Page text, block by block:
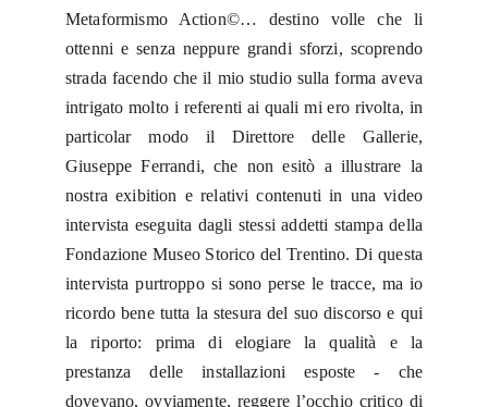
Metaformismo Action©… destino volle che li
ottenni e senza neppure grandi sforzi, scoprendo
strada facendo che il mio studio sulla forma aveva
intrigato molto i referenti ai quali mi ero rivolta, in
particolar modo il Direttore delle Gallerie,
Giuseppe Ferrandi, che non esitò a illustrare la
nostra exibition e relativi contenuti in una video
intervista eseguita dagli stessi addetti stampa della
Fondazione Museo Storico del Trentino. Di questa
intervista purtroppo si sono perse le tracce, ma io
ricordo bene tutta la stesura del suo discorso e qui
la riporto: prima di elogiare la qualità e la
prestanza delle installazioni esposte - che
dovevano, ovviamente, reggere l’occhio critico di